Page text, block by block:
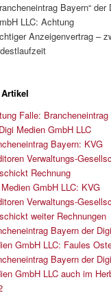
Bayern“ der
LLC: Achtung
Anzeigenvertrag –
Falle: Brancheneintrag
Medien GmbH LLC
Bayern: KVG
Verwaltungs-
Rechnung
GmbH LLC: KVG
Verwaltungs-
weiter Rechnungen
Bayern der Digi
GmbH LLC: Faules
Bayern der Digi
GmbH LLC auch im